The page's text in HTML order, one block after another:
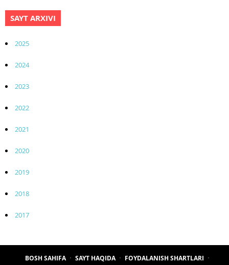
SAYT ARXIVI
2025
2024
2023
2022
2021
2020
2019
2018
2017
BOSH SAHIFA SAYT HAQIDA FOYDALANISH SHARTLARI